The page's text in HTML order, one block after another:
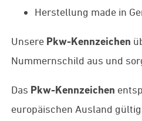
Herstellung made in
Unsere Pkw-Kennzeichen
Nummernschild aus und
Das Pkw-Kennzeichen
europäischen Ausland